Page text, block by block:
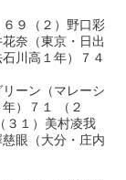
９（２）野口彩
奈（東京・日出
川高１年）７４
ーン（マレーシ
）７１ （２
３１）美村凌我
眼（大分・庄内